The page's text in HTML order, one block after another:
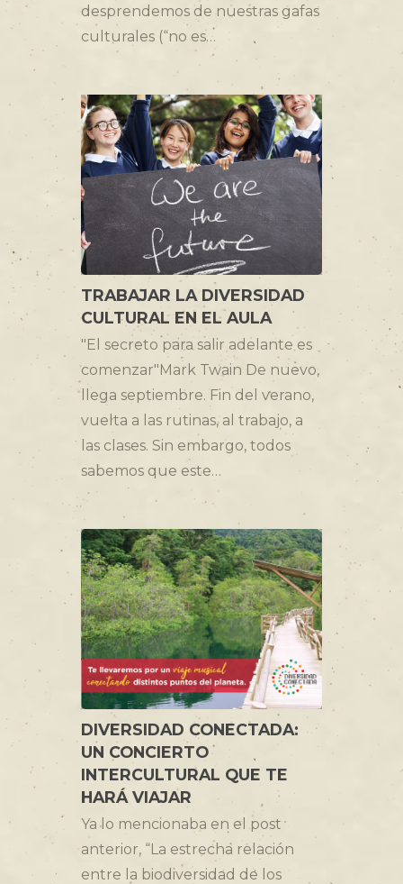
desprendemos de nuestras gafas
culturales (“no es…
TRABAJAR LA DIVERSIDAD
CULTURAL EN EL AULA
"El secreto para salir adelante es
comenzar"Mark Twain De nuevo,
llega septiembre. Fin del verano,
vuelta a las rutinas, al trabajo, a
las clases. Sin embargo, todos
sabemos que este…
DIVERSIDAD CONECTADA:
UN CONCIERTO
INTERCULTURAL QUE TE
HARÁ VIAJAR
Ya lo mencionaba en el post
anterior, “La estrecha relación
entre la biodiversidad de los